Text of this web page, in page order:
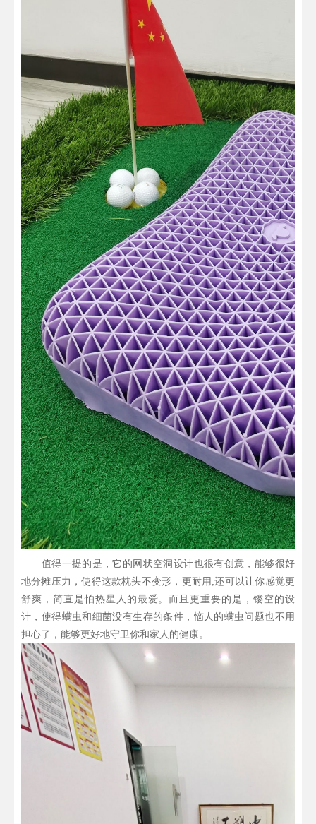
值得一提的是，它的网状空洞设计也很有创意，能够很好
地分摊压力，使得这款枕头不变形，更耐用;还可以让你感觉更
舒爽，简直是怕热星人的最爱。而且更重要的是，镂空的设
计，使得螨虫和细菌没有生存的条件，恼人的螨虫问题也不用
担心了，能够更好地守卫你和家人的健康。